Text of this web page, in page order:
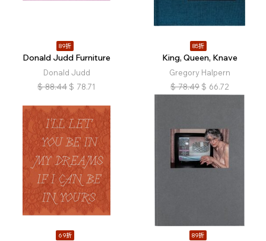
89折
Donald Judd Furniture
Donald Judd
$ 88.44 $ 78.71
85折
King, Queen, Knave
Gregory Halpern
$ 78.49 $ 66.72
69折 89折